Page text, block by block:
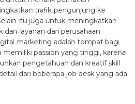
trafik pengunjung ke
itu juga untuk meningkatkan
dan layanan dari perusahaan
marketing adalah tempat bagi
passion yang tinggi, karena
pengetahuan dan kreatif skill
dari beberapa job desk yang ada